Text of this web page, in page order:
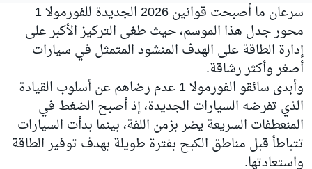
سرعان ما أصبحت قوانين 2026 الجديدة للفورمولا 1
محور جدل هذا الموسم، حيث طغى التركيز الأكبر على
إدارة الطاقة على الهدف المنشود المتمثل في سيارات
أصغر وأكثر رشاقة.
وأبدى سائقو الفورمولا 1 عدم رضاهم عن أسلوب القيادة
الذي تفرضه السيارات الجديدة، إذ أصبح الضغط في
المنعطفات السريعة يضر بزمن اللفة، بينما بدأت السيارات
تتباطأ قبل مناطق الكبح بفترة طويلة بهدف توفير الطاقة
واستعادتها.